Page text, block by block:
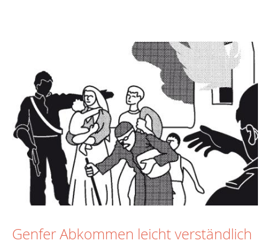
Genfer Abkommen leicht verständlich